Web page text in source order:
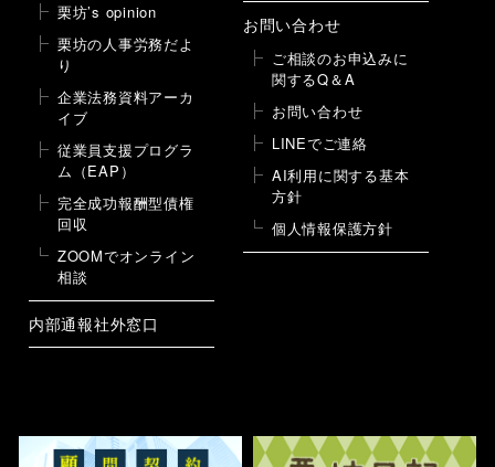
栗坊’s opinion
栗坊の人事労務だよ
り
企業法務資料アーカ
イブ
従業員支援プログラ
ム（EAP）
完全成功報酬型債権
回収
ZOOMでオンライン
相談
内部通報社外窓口
お問い合わせ
ご相談のお申込みに
関するQ＆A
お問い合わせ
LINEでご連絡
AI利用に関する基本
方針
個人情報保護方針